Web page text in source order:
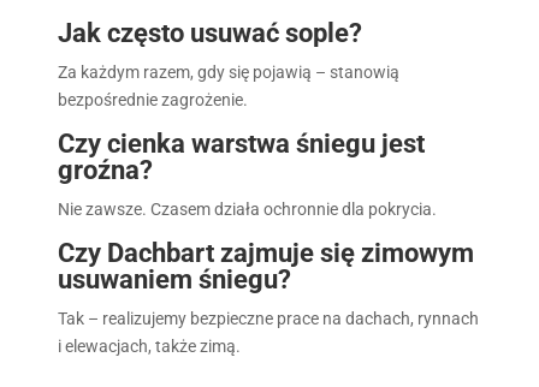
Jak często usuwać sople?
Za każdym razem, gdy się pojawią – stanowią
bezpośrednie zagrożenie.
Czy cienka warstwa śniegu jest
groźna?
Nie zawsze. Czasem działa ochronnie dla pokrycia.
Czy Dachbart zajmuje się zimowym
usuwaniem śniegu?
Tak – realizujemy bezpieczne prace na dachach, rynnach
i elewacjach, także zimą.